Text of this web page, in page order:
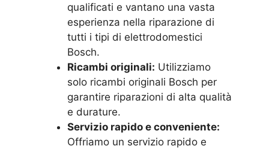
qualificati e vantano una vasta
esperienza nella riparazione di
tutti i tipi di elettrodomestici
Bosch.
Ricambi originali: Utilizziamo
solo ricambi originali Bosch per
garantire riparazioni di alta qualità
e durature.
Servizio rapido e conveniente:
Offriamo un servizio rapido e